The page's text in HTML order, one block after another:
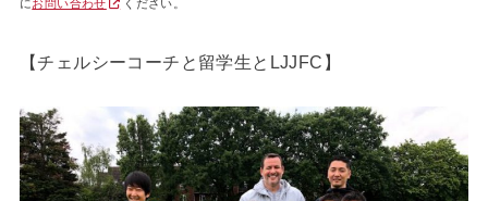
にお問い合わせ ください。
【チェルシーコーチと留学生とLJJFC】